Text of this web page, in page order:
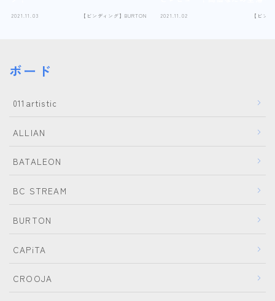
2021.11.03 【ビンディング】BURTON 2021.11.02 【ビン
ボード
011artistic
ALLIAN
BATALEON
BC STREAM
BURTON
CAPiTA
CROOJA